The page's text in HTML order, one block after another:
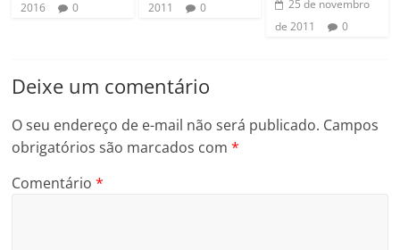
2016
0
2011
0
25 de novembro
de 2011
0
Deixe um comentário
O seu endereço de e-mail não será publicado. Campos
obrigatórios são marcados com*
Comentário*